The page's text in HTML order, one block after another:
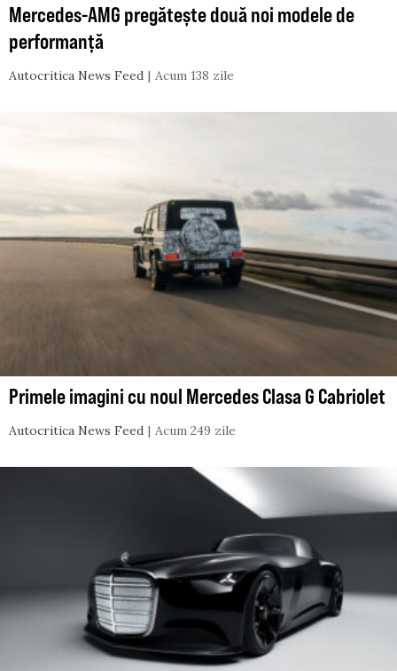
Mercedes-AMG pregătește două noi modele de
performanță
Autocritica News Feed Acum 138 zile
Primele imagini cu noul Mercedes Clasa G Cabriolet
Autocritica News Feed Acum 249 zile